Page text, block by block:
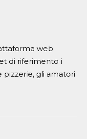
web
di riferimento i
pizzerie, gli amatori